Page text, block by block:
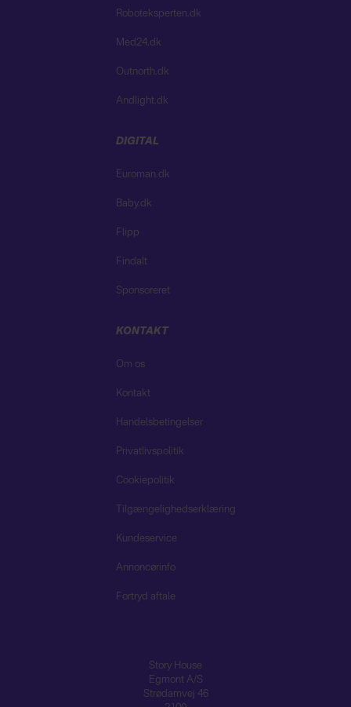
Roboteksperten.dk
Med24.dk
Outnorth.dk
Andlight.dk
DIGITAL
Euroman.dk
Baby.dk
Flipp
Findalt
Sponsoreret
KONTAKT
Om os
Kontakt
Handelsbetingelser
Privatlivspolitik
Cookiepolitik
Tilgængelighedserklæring
Kundeservice
Annoncørinfo
Fortryd aftale
Story House
Egmont A/S
Strødamvej 46